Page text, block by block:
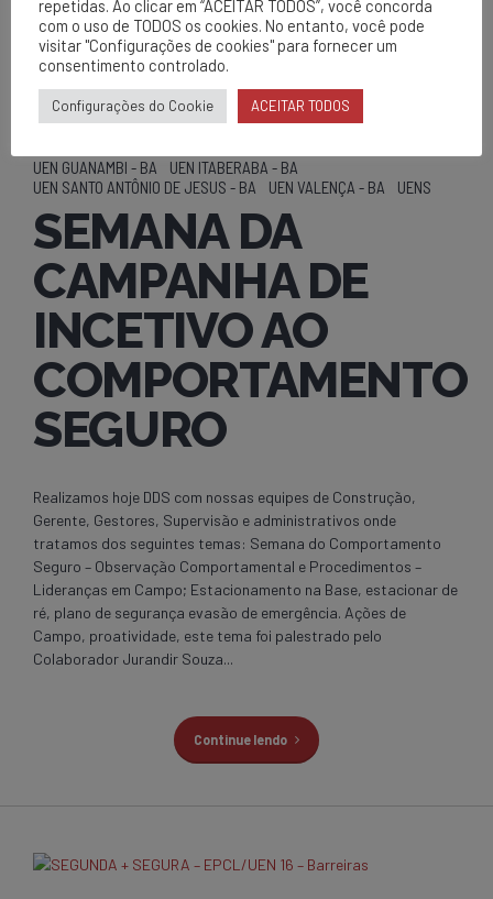
EVENTOS
UEN BARREIRAS - BA
UEN GUANAMBI - BA
UEN ITABERABA - BA
UEN SANTO ANTÔNIO DE JESUS - BA
UEN VALENÇA - BA UENS
SEMANA DA
CAMPANHA DE
INCETIVO AO
COMPORTAMENTO
SEGURO
Realizamos hoje DDS com nossas equipes de Construção,
Gerente, Gestores, Supervisão e administrativos onde
tratamos dos seguintes temas: Semana do Comportamento
Seguro – Observação Comportamental e Procedimentos –
Lideranças em Campo; Estacionamento na Base, estacionar de
ré, plano de segurança evasão de emergência. Ações de
Campo, proatividade, este tema foi palestrado pelo
Colaborador Jurandir Souza...
Continue lendo
repetidas. Ao clicar em “ACEITAR TODOS”, você concorda
com o uso de TODOS os cookies. No entanto, você pode
visitar "Configurações de cookies" para fornecer um
consentimento controlado.
Configurações do Cookie ACEITAR TODOS